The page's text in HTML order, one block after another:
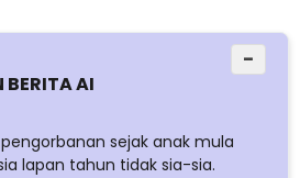
BERITA AI
−
sejak anak mula
lapan tahun tidak sia-sia.